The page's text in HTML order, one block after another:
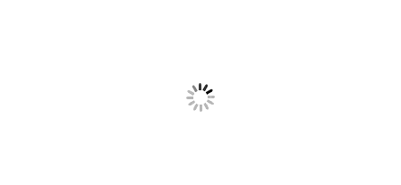
LEER MÁS